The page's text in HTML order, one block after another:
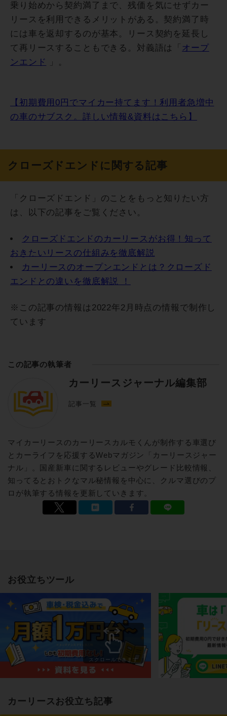
乗り始めから契約満了まで、残価を気にせずカー
リースを利用できるメリットがある。契約満了時
には車を返却するのが基本。リース契約を延長し
て再リースすることもできる。対義語は「 オープ
ンエンド
」。
【初期費用0円でマイカー持てます！利用者急増中
の車のサブスク。詳しい情報&資料はこちら】
クローズドエンドに関する記事
「クローズドエンド」のことをもっと知りたい方
は、以下の記事をご覧ください。
クローズドエンドのカーリースがお得！知って
おきたいリースの仕組みを徹底解説
カーリースのオープンエンドとは？クローズド
エンドとの違いを徹底解説 ！
※この記事の情報は2022年2月時点の情報で制作し
ています
この記事の執筆者
カーリースジャーナル編集部
記事一覧
マイカーリースのカーリースカルモくんが制作する車選び
とカーライフを応援するWebマガジン「カーリースジャー
ナル」。国産新車に関するレビューやグレード比較情報、
知ってるとおトクなマル秘情報を中心に、クルマ選びのプ
ロが執筆する情報を更新していきます。
お役立ちツール
スクロールできます
カーリースお役立ち記事